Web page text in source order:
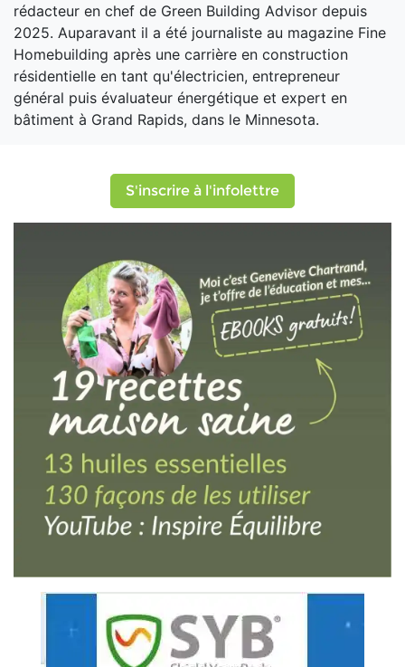
rédacteur en chef de Green Building Advisor depuis
2025. Auparavant il a été journaliste au magazine Fine
Homebuilding après une carrière en construction
résidentielle en tant qu'électricien, entrepreneur
général puis évaluateur énergétique et expert en
bâtiment à Grand Rapids, dans le Minnesota.
S'inscrire à l'infolettre